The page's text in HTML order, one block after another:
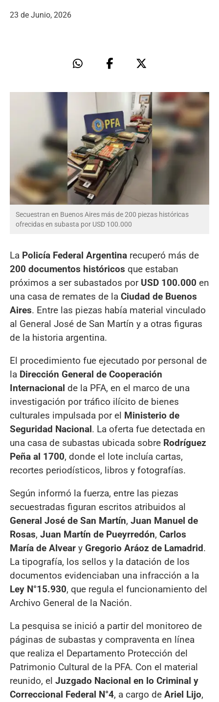
23 de Junio, 2026
Secuestran en Buenos Aires más de 200 piezas históricas
ofrecidas en subasta por USD 100.000
La Policía Federal Argentina recuperó más de
200 documentos históricos que estaban
próximos a ser subastados por USD 100.000 en
una casa de remates de la Ciudad de Buenos
Aires. Entre las piezas había material vinculado
al General José de San Martín y a otras figuras
de la historia argentina.
El procedimiento fue ejecutado por personal de
la Dirección General de Cooperación
Internacional de la PFA, en el marco de una
investigación por tráfico ilícito de bienes
culturales impulsada por el Ministerio de
Seguridad Nacional. La oferta fue detectada en
una casa de subastas ubicada sobre Rodríguez
Peña al 1700, donde el lote incluía cartas,
recortes periodísticos, libros y fotografías.
Según informó la fuerza, entre las piezas
secuestradas figuran escritos atribuidos al
General José de San Martín, Juan Manuel de
Rosas, Juan Martín de Pueyrredón, Carlos
María de Alvear y Gregorio Aráoz de Lamadrid.
La tipografía, los sellos y la datación de los
documentos evidenciaban una infracción a la
Ley N°15.930, que regula el funcionamiento del
Archivo General de la Nación.
La pesquisa se inició a partir del monitoreo de
páginas de subastas y compraventa en línea
que realiza el Departamento Protección del
Patrimonio Cultural de la PFA. Con el material
reunido, el Juzgado Nacional en lo Criminal y
Correccional Federal N°4, a cargo de Ariel Lijo,